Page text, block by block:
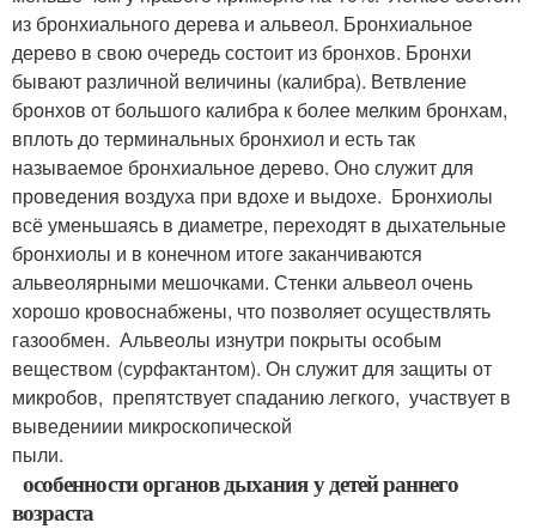
из бронхиального дерева и альвеол. Бронхиальное
дерево в свою очередь состоит из бронхов. Бронхи
бывают различной величины (калибра). Ветвление
бронхов от большого калибра к более мелким бронхам,
вплоть до терминальных бронхиол и есть так
называемое бронхиальное дерево. Оно служит для
проведения воздуха при вдохе и выдохе. Бронхиолы
всё уменьшаясь в диаметре, переходят в дыхательные
бронхиолы и в конечном итоге заканчиваются
альвеолярными мешочками. Стенки альвеол очень
хорошо кровоснабжены, что позволяет осуществлять
газообмен. Альвеолы изнутри покрыты особым
веществом (сурфактантом). Он служит для защиты от
микробов, препятствует спаданию легкого, участвует в
выведениии микроскопической
пыли.
особенности органов дыхания у детей раннего
возраста